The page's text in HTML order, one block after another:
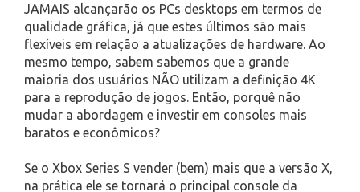
JAMAIS alcançarão os PCs desktops em termos de
qualidade gráfica, já que estes últimos são mais
flexíveis em relação a atualizações de hardware. Ao
mesmo tempo, sabem sabemos que a grande
maioria dos usuários NÃO utilizam a definição 4K
para a reprodução de jogos. Então, porquê não
mudar a abordagem e investir em consoles mais
baratos e econômicos?
Se o Xbox Series S vender (bem) mais que a versão X,
na prática ele se tornará o principal console da